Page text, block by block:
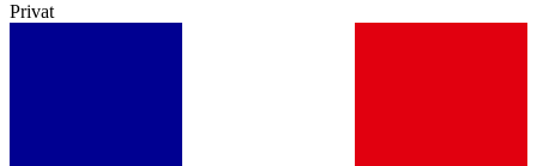
Privat